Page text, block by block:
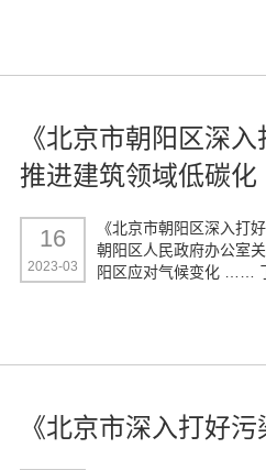
《北京市朝阳区深
推进建筑领域低碳化
16
2023-03
《北京市朝阳区深入打
朝阳区人民政府办公室
阳区应对气候变化 ……
《北京市深入打好